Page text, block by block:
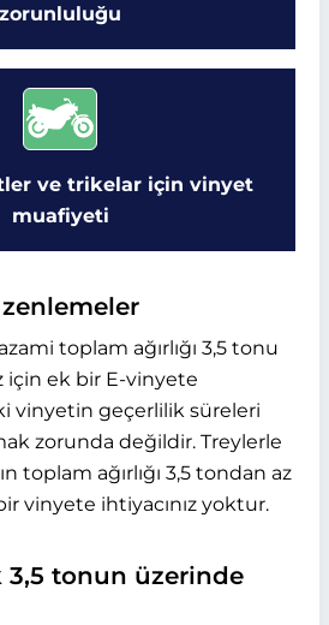
zorunluluğu
ve trikelar için vinyet
muafiyeti
toplam ağırlığı 3,5 tonu
için ek bir E-vinyete
vinyetin geçerlilik süreleri
zorunda değildir. Treylerle
toplam ağırlığı 3,5 tondan az
vinyete ihtiyacınız yoktur.
3,5 tonun üzerinde